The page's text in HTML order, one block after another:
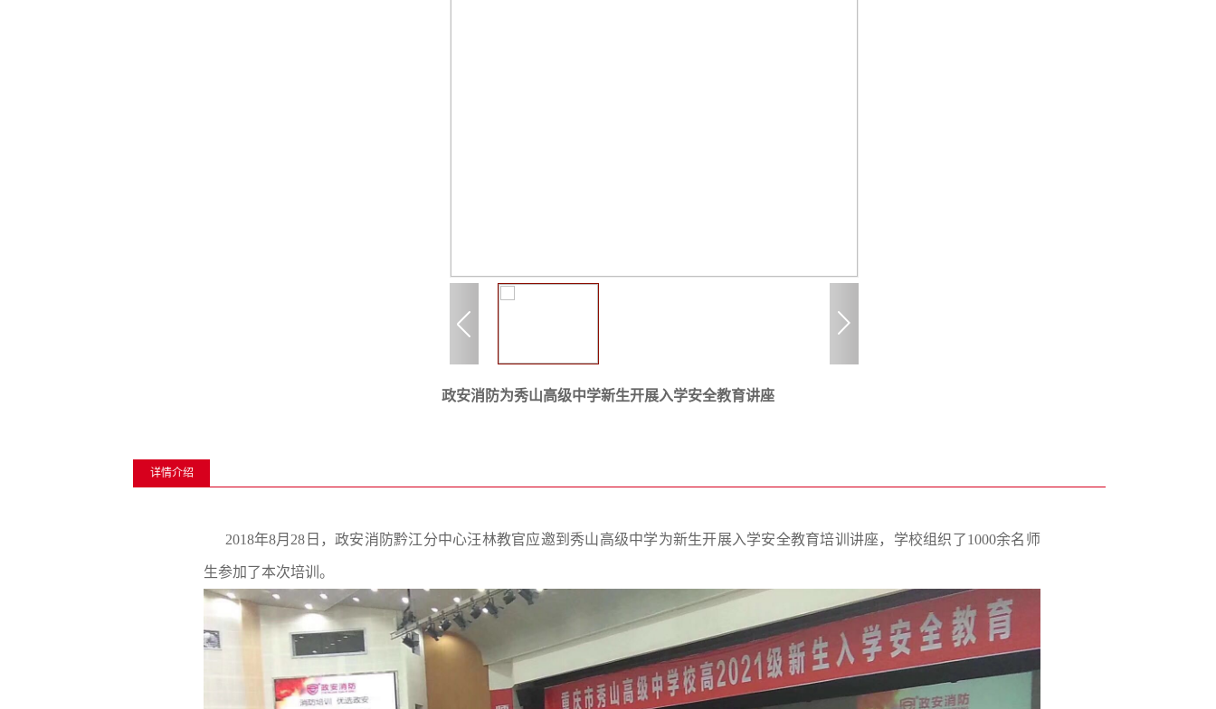
政安消防为秀山高级中学新生开展入学安全教育讲座
详情介绍
2018年8月28日，政安消防黔江分中心汪林教官应邀到秀山高级中学为新生开展入学安全教育培训讲座，学校组织了1000余名师
生参加了本次培训。